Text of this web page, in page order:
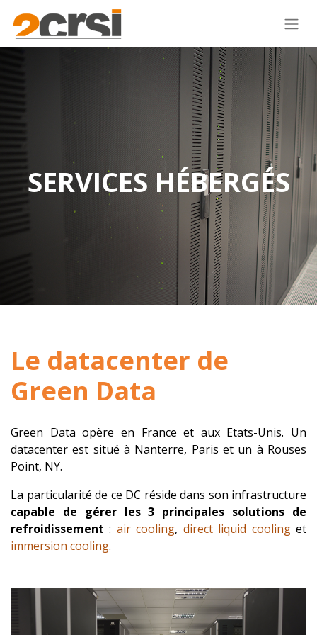
SERVICES HÉBERGÉS
Le datacenter de
Green Data
Green Data opère en France et aux Etats-Unis. Un
datacenter est situé à Nanterre, Paris et un à Rouses
Point, NY.
La particularité de ce DC réside dans son infrastructure
capable de gérer les 3 principales solutions de
refroidissement : air cooling, direct liquid coolinget
immersion cooling.